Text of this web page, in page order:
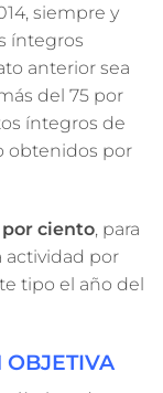
siempre y
íntegros
anterior sea
del 75 por
íntegros de
obtenidos por
ciento, para
actividad por
tipo el año del
OBJETIVA